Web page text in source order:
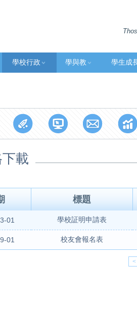
學校行政 學與教 學生成
載
標題
01 學校証明申請表
01 校友會報名表
<